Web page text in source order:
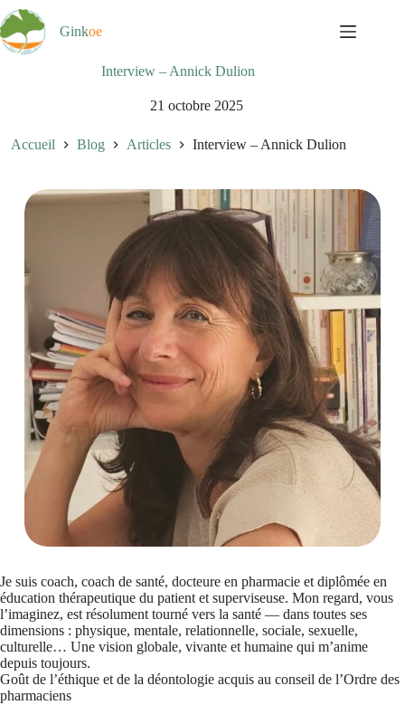
Passer
au
contenu
Ginkoe
Interview – Annick Dulion
21 octobre 2025
Accueil Blog Articles Interview – Annick Dulion
Je suis coach, coach de santé, docteure en pharmacie et diplômée en
éducation thérapeutique du patient et superviseuse. Mon regard, vous
l’imaginez, est résolument tourné vers la santé — dans toutes ses
dimensions : physique, mentale, relationnelle, sociale, sexuelle,
culturelle… Une vision globale, vivante et humaine qui m’anime
depuis toujours.
Goût de l’éthique et de la déontologie acquis au conseil de l’Ordre des
pharmaciens